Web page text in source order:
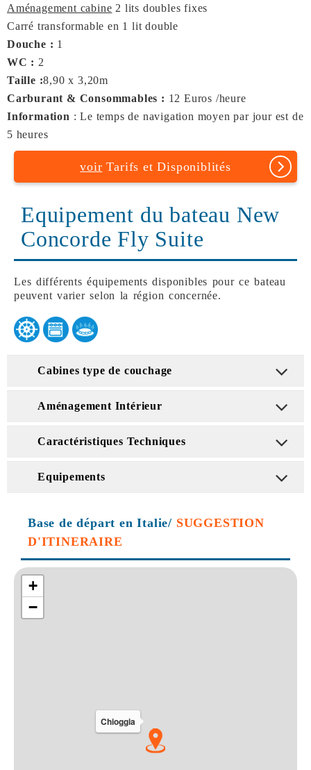
Aménagement cabine 2 lits doubles fixes
Carré transformable en 1 lit double
Douche : 1
WC : 2
Taille :8,90 x 3,20m
Carburant & Consommables : 12 Euros /heure
Information : Le temps de navigation moyen par jour est de
5 heures
voir Tarifs et Disponiblités
Equipement du bateau New
Concorde Fly Suite
Les différents équipements disponibles pour ce bateau
peuvent varier selon la région concernée.
Cabines type de couchage
Aménagement Intérieur
Caractéristiques Techniques
Equipements
Base de départ en Italie/ SUGGESTION
D'ITINERAIRE